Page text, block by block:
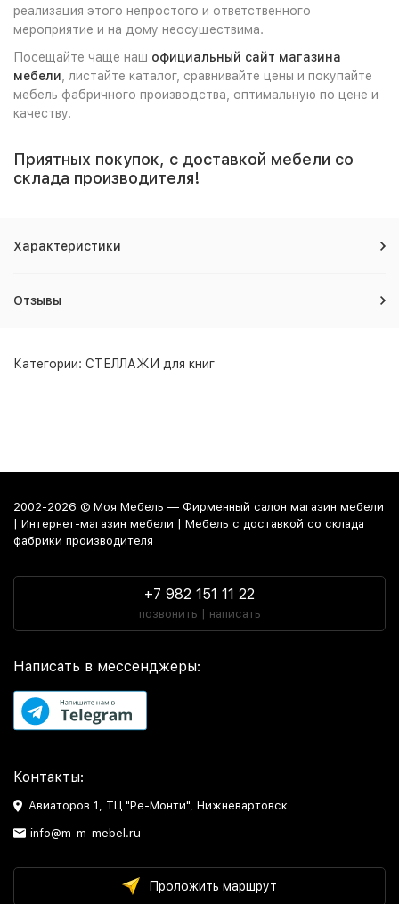
реализация этого непростого и ответственного
мероприятие и на дому неосуществима.
Посещайте чаще наш официальный сайт магазина
мебели , листайте каталог, сравнивайте цены и покупайте
мебель фабричного производства, оптимальную по цене и
качеству.
Приятных покупок, с доставкой мебели со
склада производителя!
Характеристики
Отзывы
Категории: СТЕЛЛАЖИ для книг
2002-2026 © Моя Мебель — Фирменный салон магазин мебели
| Интернет-магазин мебели | Мебель с доставкой со склада
фабрики производителя
+7 982 151 11 22
позвонить | написать
Написать в мессенджеры:
Контакты:
Авиаторов 1, ТЦ "Ре-Монти", Нижневартовск
info@m-m-mebel.ru
Проложить маршрут